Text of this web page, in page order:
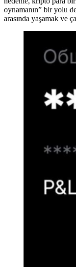
oynamanın” bir yolu
arasında yaşamak ve